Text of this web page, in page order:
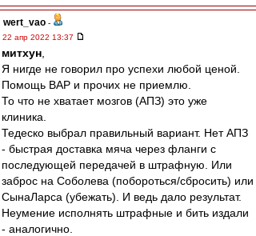
wert_vao -
22 апр 2022 13:37
митхун
Я нигде не говорил про успехи любой ценой.
Помощь ВАР и прочих не приемлю.
То что не хватает мозгов (АПЗ) это уже
клиника.
Тедеско выбрал правильный вариант. Нет АПЗ
- быстрая доставка мяча через фланги с
последующей передачей в штрафную. Или
заброс на Соболева (побороться/сбросить) или
СынаЛарса (убежать). И ведь дало результат.
Неумение исполнять штрафные и бить издали
- аналогично.